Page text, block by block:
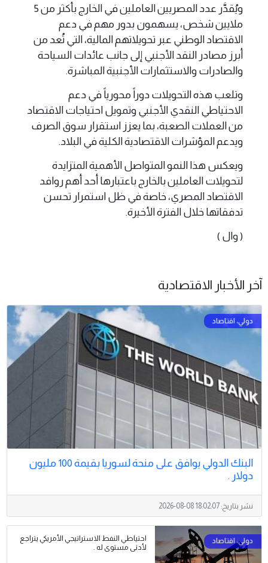
ويُقدَّر عدد المصريين العاملين في الخارج بأكثر من 5
ملايين شخص، يسهمون بدور مهم في دعم
الاقتصاد الوطني عبر تحويلاتهم المالية، التي تُعد من
أبرز مصادر النقد الأجنبي إلى جانب عائدات السياحة
والصادرات والاستثمارات الأجنبية المباشرة.
وتلعب هذه التحويلات دوراً محورياً في دعم
الاحتياطي النقدي الأجنبي وتمويل احتياجات الاقتصاد
من العملات الصعبة، بما يعزز استقرار سوق الصرف
ويدعم المؤشرات الاقتصادية الكلية في البلاد.
ويعكس هذا النمو المتواصل الأهمية المتزايدة
لتحويلات العاملين بالخارج باعتبارها أحد أهم روافد
الاقتصاد المصري، خاصة في ظل استمرار تحسن
تدفقاتها خلال الفترة الأخيرة.
( وال )
آخر الأخبار الاقتصادية
البنك الدولي يوافق على منحة لسوريا بقيمة 100 مليون
دولار .
نشر بتاريخ:2026-08-08 18:02:07
احتياطي النفط الاستراتيجي الأمريكي يتراجع
لأدنى مستوى له .